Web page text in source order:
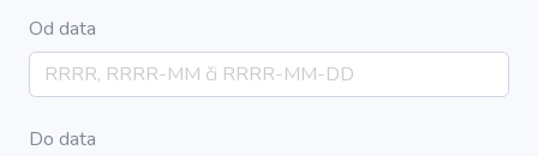
Od data
Do data